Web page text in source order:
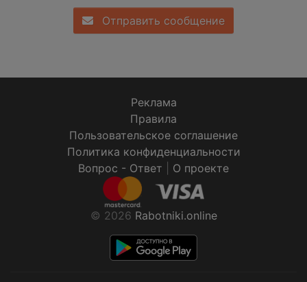
Отправить сообщение
Реклама
Правила
Пользовательское соглашение
Политика конфиденциальности
Вопрос - Ответ
О проекте
© 2026 Rabotniki.online